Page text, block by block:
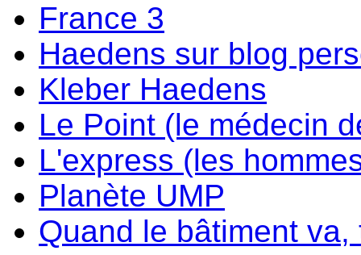
France 3
Haedens sur blog
Kleber Haedens
Le Point (le médecin
L'express (les
Planète UMP
Quand le bâtiment va,